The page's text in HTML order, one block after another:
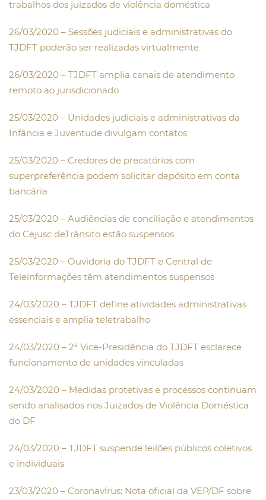
trabalhos dos juizados de violência doméstica
26/03/2020 – Sessões judiciais e administrativas do
TJDFT poderão ser realizadas virtualmente
26/03/2020 – TJDFT amplia canais de atendimento
remoto ao jurisdicionado
25/03/2020 – Unidades judiciais e administrativas da
Infância e Juventude divulgam contatos
25/03/2020 – Credores de precatórios com
superpreferência podem solicitar depósito em conta
bancária
25/03/2020 – Audiências de conciliação e atendimentos
do Cejusc deTrânsito estão suspensos
25/03/2020 – Ouvidoria do TJDFT e Central de
Teleinformações têm atendimentos suspensos
24/03/2020 – TJDFT define atividades administrativas
essenciais e amplia teletrabalho
24/03/2020 – 2ª Vice-Presidência do TJDFT esclarece
funcionamento de unidades vinculadas
24/03/2020 – Medidas protetivas e processos continuam
sendo analisados nos Juizados de Violência Doméstica
do DF
24/03/2020 – TJDFT suspende leilões públicos coletivos
e individuais
23/03/2020 – Coronavírus: Nota oficial da VEP/DF sobre